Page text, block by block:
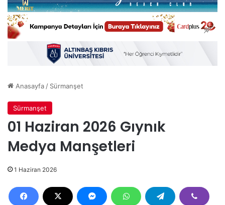
Anasayfa/ Sürmanşet
Sürmanşet
01 Haziran 2026 Gıynık
Medya Manşetleri
1 Haziran 2026